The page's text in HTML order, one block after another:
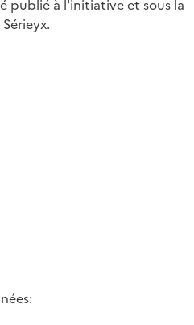
publié à l'initiative et sous la